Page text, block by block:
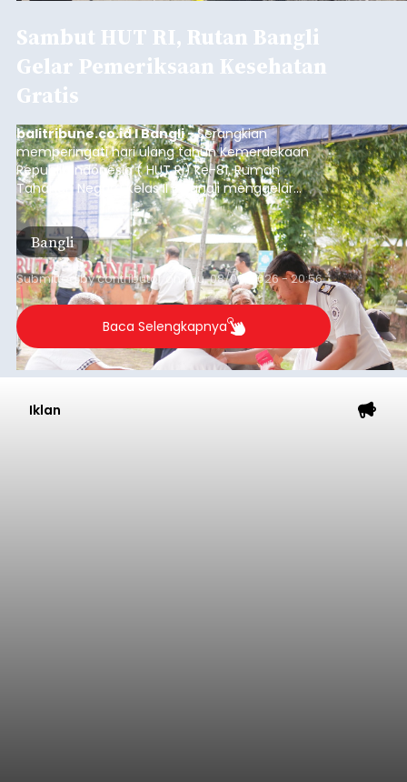
Sambut HUT RI, Rutan Bangli
Gelar Pemeriksaan Kesehatan
Gratis
balitribune.co.id I Bangli -Serangkian
memperingati hari ulang tahun Kemerdekaan
Republik Indonesia ( HUT RI) ke-81, Rumah
Tahanan Negara Kelas II B Bangli menggelar
kegiatan pemeriksaan kesehatan gratis, Rabu
(6/8/2026).
Bangli
Submitted bycontributor Thu, 08/06/2026 - 20:56
Baca Selengkapnya
Iklan